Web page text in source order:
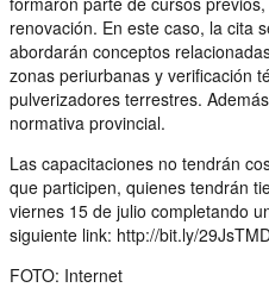
renovación. En este caso, la cita
abordarán conceptos
zonas periurbanas y verificación
pulverizadores terrestres.
normativa provincial.
Las capacitaciones no tendrán
que participen, quienes tendrán
viernes 15 de julio completando
siguiente link: http://bit.ly/
FOTO: Internet